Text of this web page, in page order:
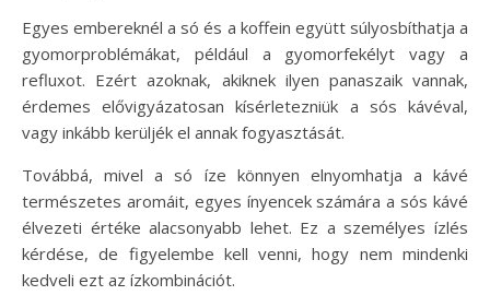
Egyes embereknél a só és a koffein együtt súlyosbíthatja a
gyomorproblémákat, például a gyomorfekélyt vagy a
refluxot. Ezért azoknak, akiknek ilyen panaszaik vannak,
érdemes elővigyázatosan kísérletezniük a sós kávéval,
vagy inkább kerüljék el annak fogyasztását.
Továbbá, mivel a só íze könnyen elnyomhatja a kávé
természetes aromáit, egyes ínyencek számára a sós kávé
élvezeti értéke alacsonyabb lehet. Ez a személyes ízlés
kérdése, de figyelembe kell venni, hogy nem mindenki
kedveli ezt az ízkombinációt.